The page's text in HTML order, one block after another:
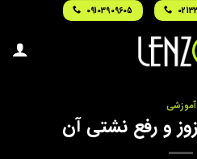
09103909605
آموزشی
و رفع نشتی آن